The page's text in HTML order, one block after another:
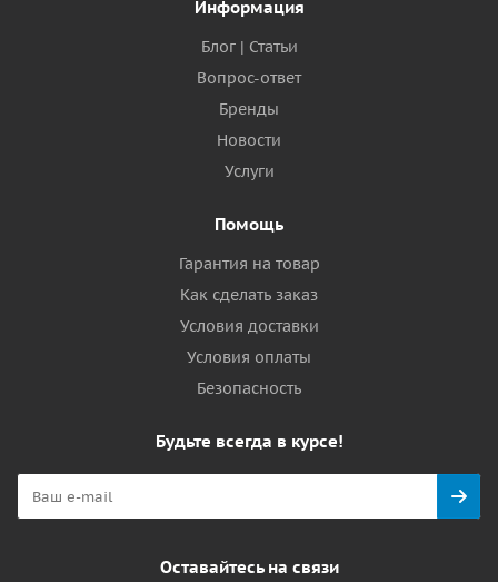
Информация
Блог | Статьи
Вопрос-ответ
Бренды
Новости
Услуги
Помощь
Гарантия на товар
Как сделать заказ
Условия доставки
Условия оплаты
Безопасность
Будьте всегда в курсе!
Оставайтесь на связи